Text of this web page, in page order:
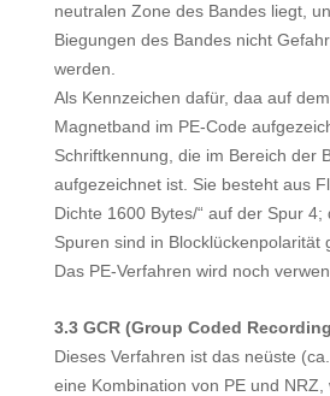
neutralen Zone des Bandes liegt,
Biegungen des Bandes nicht
werden.
Als Kennzeichen dafür, daa auf
Magnetband im PE-Code
Schriftkennung, die im Bereich der
aufgezeichnet ist. Sie besteht aus
Dichte 1600 Bytes/“ auf der Spur 4;
Spuren sind in Blocklückenpolarität
Das PE-Verfahren wird noch
3.3 GCR (Group Coded
Dieses Verfahren ist das neüste
eine Kombination von PE und NRZ,